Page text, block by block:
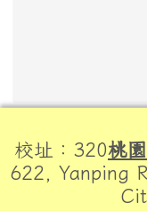
校址：320桃
622, Yanping